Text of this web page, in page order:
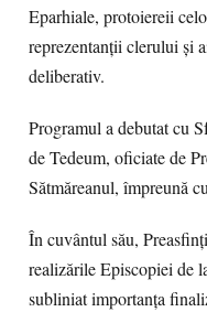
Eparhiale, protoiereii
reprezentanții clerului și
deliberativ.
Programul a debutat cu
de Tedeum, oficiate de
Sătmăreanul, împreună
În cuvântul său,
realizările Episcopiei de
subliniat importanța